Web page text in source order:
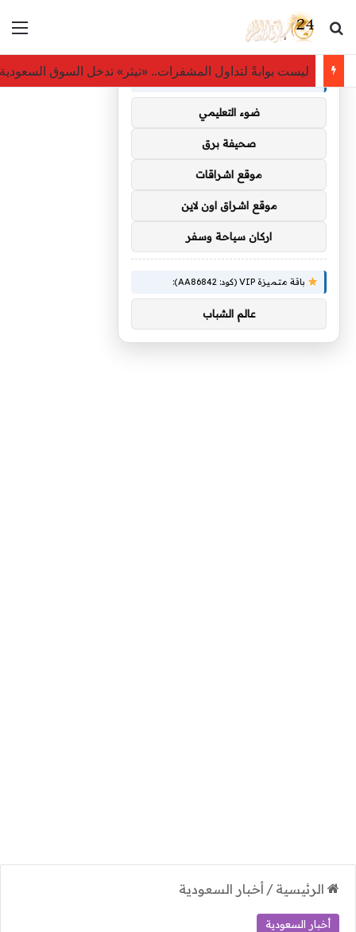
بحث عن
ليست بوابةً لتداول المشفرات.. «تيثر» تدخل السوق
الرئيسية / أخبار السعودية
أخبار السعودية
توصيات :
باقة متميزة VIP (كود: AA35872):
ضوء التعليمي
صحيفة برق
موقع اشراقات
موقع اشراق اون لاين
اركان سياحة وسفر
باقة متميزة VIP (كود: AA86842):
عالم الشباب